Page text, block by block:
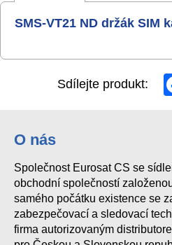
SMS-VT21 ND držák SIM
Sdílejte produkt:
O nás
Společnost Eurosat CS se
obchodní společností
samého počátku existence se
zabezpečovací a sledovací
firma autorizovaným